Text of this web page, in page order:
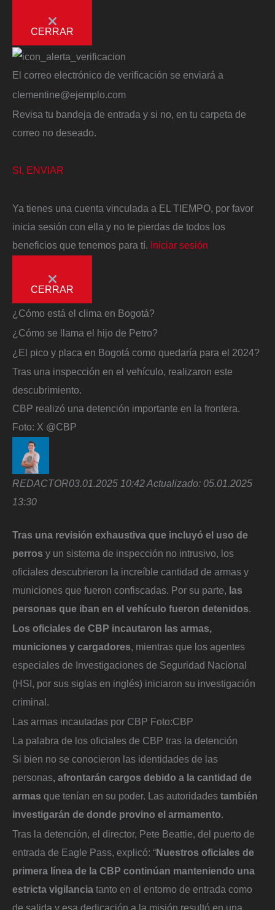
CERRAR
El correo electrónico de verificación se enviará a
clementine@ejemplo.com
Revisa tu bandeja de entrada y si no, en tu carpeta de
correo no deseado.
SI, ENVIAR
Ya tienes una cuenta vinculada a EL TIEMPO, por favor
inicia sesión con ella y no te pierdas de todos los
beneficios que tenemos para tí. Iniciar sesión
CERRAR
¿Cómo está el clima en Bogotá?
¿Cómo se llama el hijo de Petro?
¿El pico y placa en Bogotá como quedaría para el 2024?
Tras una inspección en el vehículo, realizaron este
descubrimiento.
CBP realizó una detención importante en la frontera.
Foto: X @CBP
REDACTOR03.01.2025 10:42Actualizado: 05.01.2025
13:30
Tras una revisión exhaustiva que incluyó el uso de
perros y un sistema de inspección no intrusivo, los
oficiales descubrieron la increíble cantidad de armas y
municiones que fueron confiscadas. Por su parte, las
personas que iban en el vehículo fueron detenidos.
Los oficiales de CBP incautaron las armas,
municiones y cargadores, mientras que los agentes
especiales de Investigaciones de Seguridad Nacional
(HSI, por sus siglas en inglés) iniciaron su investigación
criminal.
Las armas incautadas por CBP Foto:CBP
La palabra de los oficiales de CBP tras la detención
Si bien no se conocieron las identidades de las
personas, afrontarán cargos debido a la cantidad de
armas que tenían en su poder. Las autoridades también
investigarán de donde provino el armamento.
Tras la detención, el director, Pete Beattie, del puerto de
entrada de Eagle Pass, explicó: “Nuestros oficiales de
primera línea de la CBP continúan manteniendo una
estricta vigilancia tanto en el entorno de entrada como
de salida y esa dedicación a la misión resultó en una